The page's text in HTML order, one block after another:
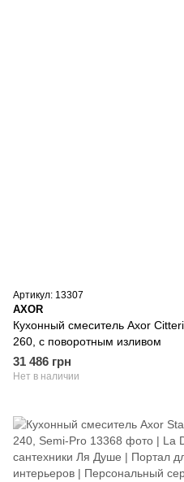
Артикул: 13307
AXOR
Кухонный смеситель Axor
260, с поворотным изливом
31 486 грн
Нет в наличии